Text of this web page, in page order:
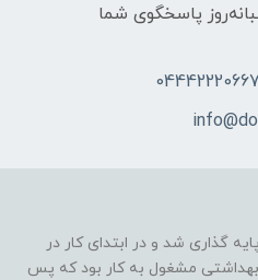
۲۴ ساعت شبانه‌روز پاسخگوی شما
فروشگاه دوناگالری در سال 1395 پایه گذاری شد و در ابتدای کار در
مشغول به کار بود که پس